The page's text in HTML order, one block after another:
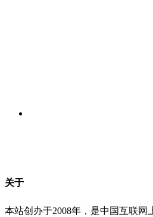
关于
本站创办于2008年，是中国互联网